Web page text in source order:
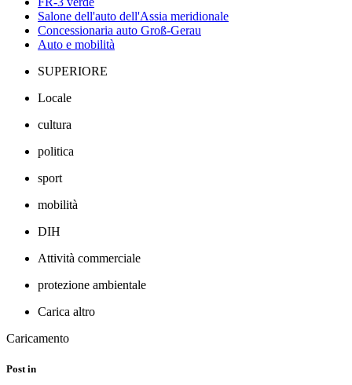
Salone dell'auto dell'Assia meridionale
Concessionaria auto Groß-Gerau
Auto e mobilità
SUPERIORE
Locale
cultura
politica
sport
mobilità
DIH
Attività commerciale
protezione ambientale
Carica altro
Caricamento
Post in